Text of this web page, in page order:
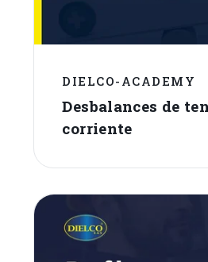
DIELCO-ACADEMY
Desbalances de
corriente